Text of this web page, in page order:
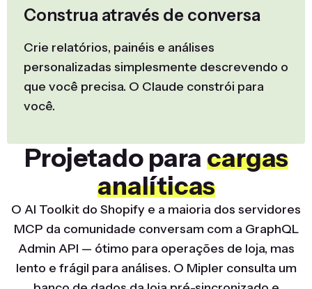
Construa através de conversa
Crie relatórios, painéis e análises
personalizadas simplesmente descrevendo o
que você precisa. O Claude constrói para
você.
Projetado para cargas
analíticas
O AI Toolkit do Shopify e a maioria dos servidores
MCP da comunidade conversam com a GraphQL
Admin API — ótimo para operações de loja, mas
lento e frágil para análises. O Mipler consulta um